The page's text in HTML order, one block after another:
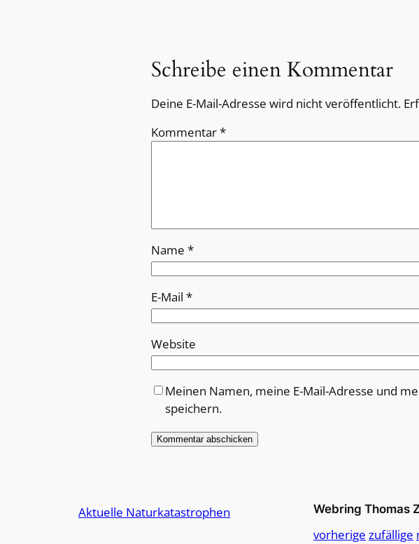
Schreibe einen Kommentar
Deine E-Mail-Adresse wird nicht veröffentlicht.
Kommentar*
Name *
E-Mail *
Website
Meinen Namen, meine E-Mail-Adresse und
speichern.
Aktuelle Naturkatastrophen Webring Thomas
vorherige zufällige